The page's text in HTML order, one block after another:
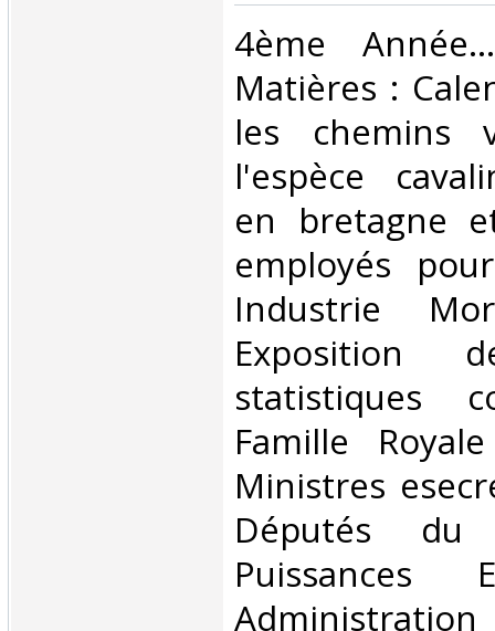
‎4ème
Matières :
les chemins
l'espèce
en bretagne
employés
Industrie
Exposition
statistiques
Famille
Ministres
Députés
Puissances